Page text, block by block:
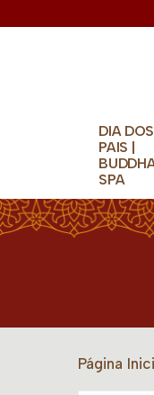
DIA DOS
PAIS |
SPA
Página